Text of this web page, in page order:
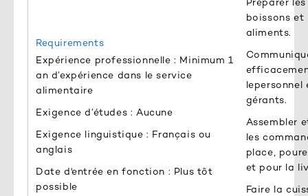
Requirements
Expérience professionnelle : Minimum 1
an d’expérience dans le service
alimentaire
Exigence d’études : Aucune
Exigence linguistique : Français ou
anglais
Date d'entrée en fonction : Plus tôt
possible
boissons et
aliments.
lepersonnel
gérants.
Assembler
les
place,
et pour la
Faire la